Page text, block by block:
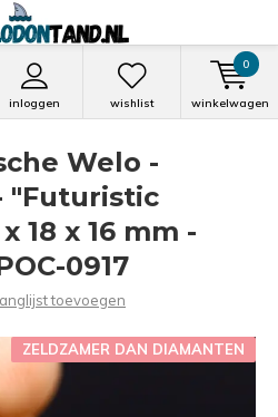
inloggen wishlist winkelwagen
0
Welo -
"Futuristic
18 x 16 mm -
0917
toevoegen
ZELDZAMER DAN DIAMANTEN